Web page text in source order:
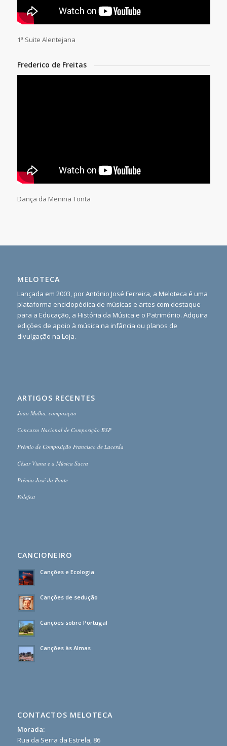
1ª Suite Alentejana
Frederico de Freitas
Dança da Menina Tonta
MELOTECA
Lançada em 2003, por António José Ferreira, a Meloteca é uma
plataforma enciclopédica de músicas e artes com destaque
para a Educação, a História da Música e o Património. Adquira
edições de apoio à música na infância ou planos de
divulgação na Loja.
ARTIGOS RECENTES
João Malha, composição
Concurso Nacional de Composição BSP
Prémio de Composição Francisco de Lacerda
César Viana e a Música Sacra
Prémio José da Ponte
Folefest
CANCIONEIRO
Canções e Ecologia
Canções de sedução
Canções sobre Portugal
Canções às Almas
CONTACTOS MELOTECA
Morada:
Rua da Serra da Estrela, 86